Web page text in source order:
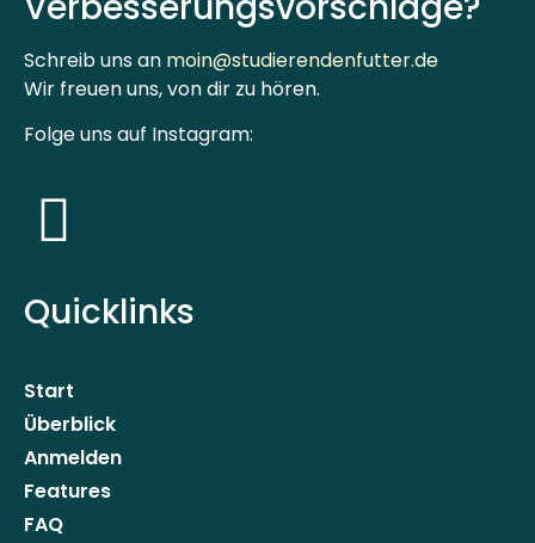
Schreib uns an moin@studierendenfutter.de
Wir freuen uns, von dir zu hören.
Folge uns auf Instagram:
Quicklinks
Start
Überblick
Anmelden
Features
FAQ